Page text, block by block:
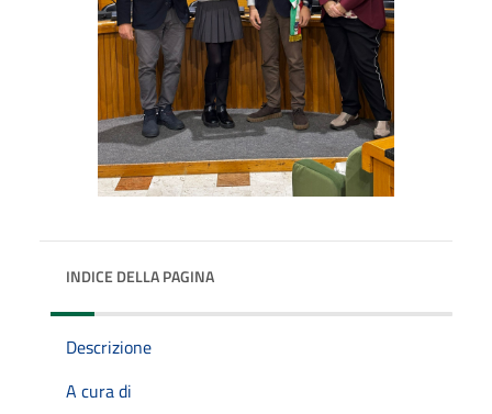
INDICE DELLA PAGINA
Descrizione
A cura di